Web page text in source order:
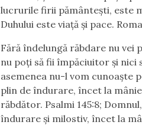
lucrurile firii pământești, este
Duhului este viață și pace.
Fără îndelungă răbdare nu vei
nu poți să fii împăciuitor și nici
asemenea nu-l vom cunoaște
plin de îndurare, încet la
răbdător. Psalmi 145:8;
îndurare și milostiv, încet la